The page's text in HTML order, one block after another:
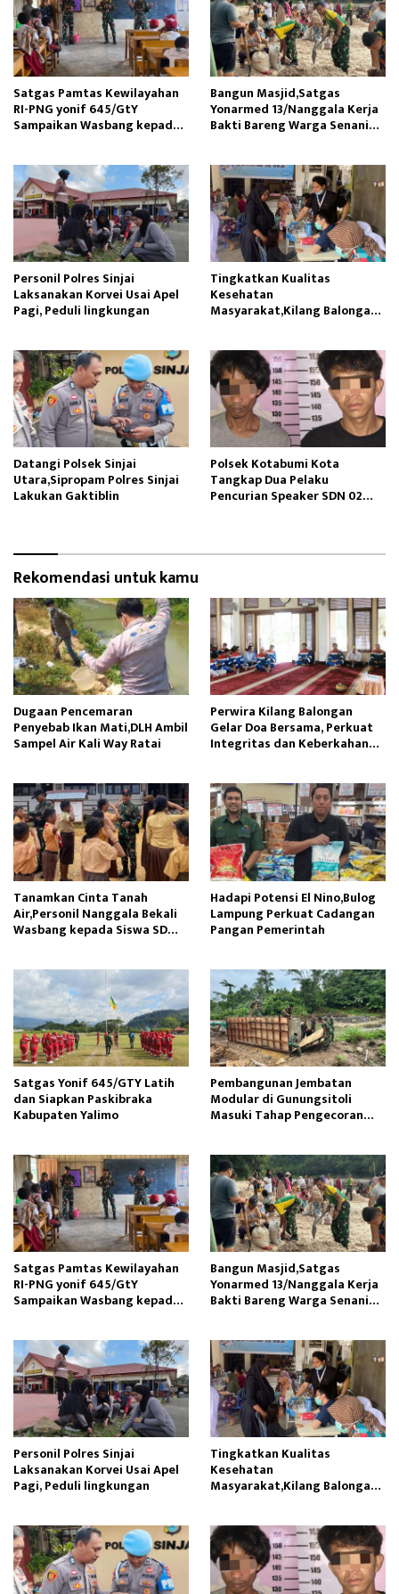
Satgas Pamtas Kewilayahan
RI-PNG yonif 645/GtY
Sampaikan Wasbang kepada
Bangun Masjid,Satgas
Yonarmed 13/Nanggala Kerja
Bakti Bareng Warga Senaning
Personil Polres Sinjai
Laksanakan Korvei Usai Apel
Pagi, Peduli lingkungan
Tingkatkan Kualitas
Kesehatan
Masyarakat,Kilang Balongan
Datangi Polsek Sinjai
Utara,Sipropam Polres Sinjai
Lakukan Gaktiblin
Polsek Kotabumi Kota
Tangkap Dua Pelaku
Pencurian Speaker SDN 02
Rekomendasi untuk kamu
Dugaan Pencemaran
Penyebab Ikan Mati,DLH Ambil
Sampel Air Kali Way Ratai
Perwira Kilang Balongan
Gelar Doa Bersama, Perkuat
Integritas dan Keberkahan
Tanamkan Cinta Tanah
Air,Personil Nanggala Bekali
Wasbang kepada Siswa SD
Hadapi Potensi El Nino,Bulog
Lampung Perkuat Cadangan
Pangan Pemerintah
Satgas Yonif 645/GTY Latih
dan Siapkan Paskibraka
Kabupaten Yalimo
Pembangunan Jembatan
Modular di Gunungsitoli
Masuki Tahap Pengecoran
Satgas Pamtas Kewilayahan
RI-PNG yonif 645/GtY
Sampaikan Wasbang kepada
Bangun Masjid,Satgas
Yonarmed 13/Nanggala Kerja
Bakti Bareng Warga Senaning
Personil Polres Sinjai
Laksanakan Korvei Usai Apel
Pagi, Peduli lingkungan
Tingkatkan Kualitas
Kesehatan
Masyarakat,Kilang Balongan